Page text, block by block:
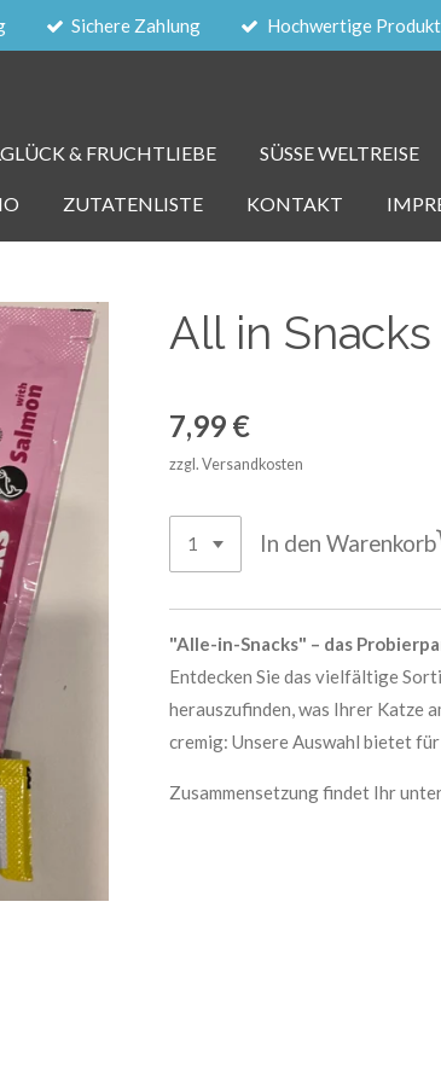
Sichere Zahlung Hochwertige
& FRUCHTLIEBE SÜSSE WELTREISE
ZUTATENLISTE KONTAKT
All in
7,99 €
zzgl. Versandkosten
In den Warenkorb
"Alle-in-Snacks" – das
Entdecken Sie das vielfältige
herauszufinden, was Ihrer Katze
cremig: Unsere Auswahl bietet
Zusammensetzung findet Ihr